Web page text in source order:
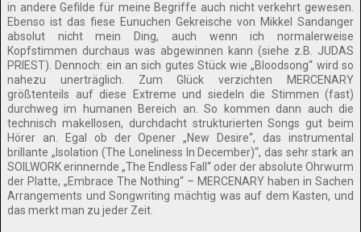
in andere Gefilde für meine Begriffe auch nicht verkehrt gewesen.
Ebenso ist das fiese Eunuchen Gekreische von Mikkel Sandanger
absolut nicht mein Ding, auch wenn ich normalerweise
Kopfstimmen durchaus was abgewinnen kann (siehe z.B. JUDAS
PRIEST). Dennoch: ein an sich gutes Stück wie „Bloodsong“ wird so
nahezu unerträglich. Zum Glück verzichten MERCENARY
größtenteils auf diese Extreme und siedeln die Stimmen (fast)
durchweg im humanen Bereich an. So kommen dann auch die
technisch makellosen, durchdacht strukturierten Songs gut beim
Hörer an. Egal ob der Opener „New Desire“, das instrumental
brillante „Isolation (The Loneliness In December)“, das sehr stark an
SOILWORK erinnernde „The Endless Fall“ oder der absolute Ohrwurm
der Platte, „Embrace The Nothing“ – MERCENARY haben in Sachen
Arrangements und Songwriting mächtig was auf dem Kasten, und
das merkt man zu jeder Zeit.